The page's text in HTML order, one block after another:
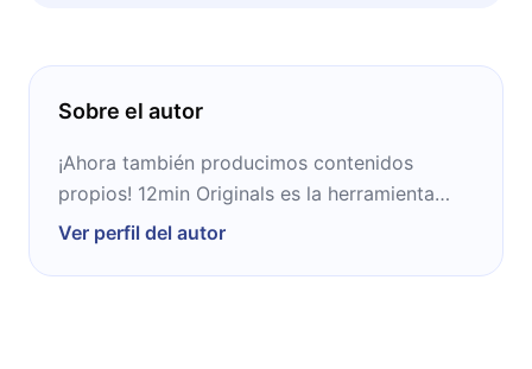
entender cómo interactúan sus hijos con esta
sobre regulación de la inteligencia artificial y
quieren datos concretos para formarse una
opinión.
Sobre el autor
¡Ahora también producimos contenidos
propios! 12min Originals es la herramienta
ideal para complementar tu crecimiento
Ver perfil del autor